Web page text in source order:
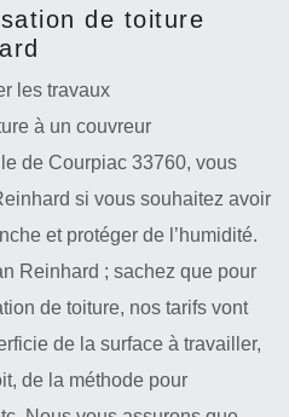
de toiture
les travaux
à un couvreur
de Courpiac 33760, vous
si vous souhaitez avoir
et protéger de l’humidité.
Reinhard ; sachez que pour
de toiture, nos tarifs vont
de la surface à travailler,
de la méthode pour